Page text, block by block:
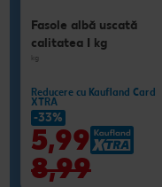
Fasole albă uscată
calitatea I kg
kg
Reducere cu Kaufland Card
XTRA
-33%
5,99
8,99